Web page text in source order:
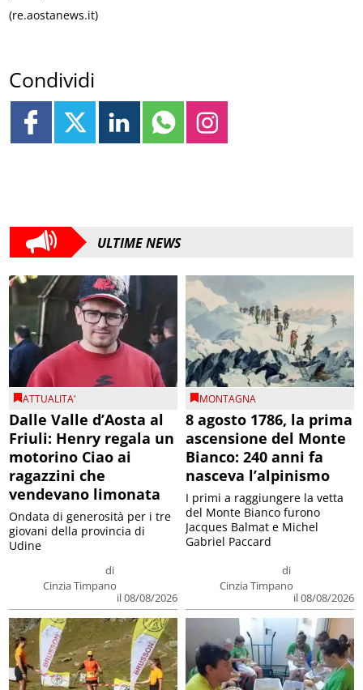
(re.aostanews.it)
Condividi
ULTIME NEWS
ATTUALITA'
Dalle Valle d’Aosta al
Friuli: Henry regala un
motorino Ciao ai
ragazzini che
vendevano limonata
di
Cinzia Timpano
il 08/08/2026
Ondata di generosità per i tre
giovani della provincia di
Udine
MONTAGNA
8 agosto 1786, la prima
ascensione del Monte
Bianco: 240 anni fa
nasceva l’alpinismo
di
Cinzia Timpano
il 08/08/2026
I primi a raggiungere la vetta
del Monte Bianco furono
Jacques Balmat e Michel
Gabriel Paccard